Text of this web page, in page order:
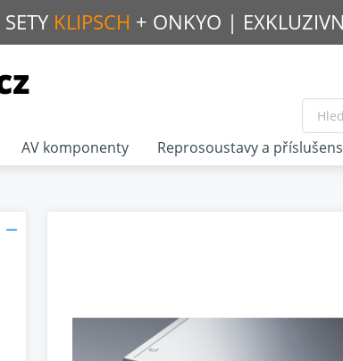
SETY KLIPSCH + ONKYO |
AV komponenty Reprosoustavy a